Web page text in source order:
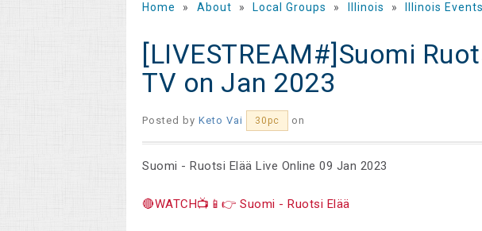
Home » About » Local Groups » Illinois » Illinois Events
[LIVESTREAM#]Suomi
TV on Jan 2023
Posted by Keto Vai 30pc on
Suomi - Ruotsi Elää Live Online 09 Jan 2023
🔴WATCH📺📱👉 Suomi - Ruotsi Elää